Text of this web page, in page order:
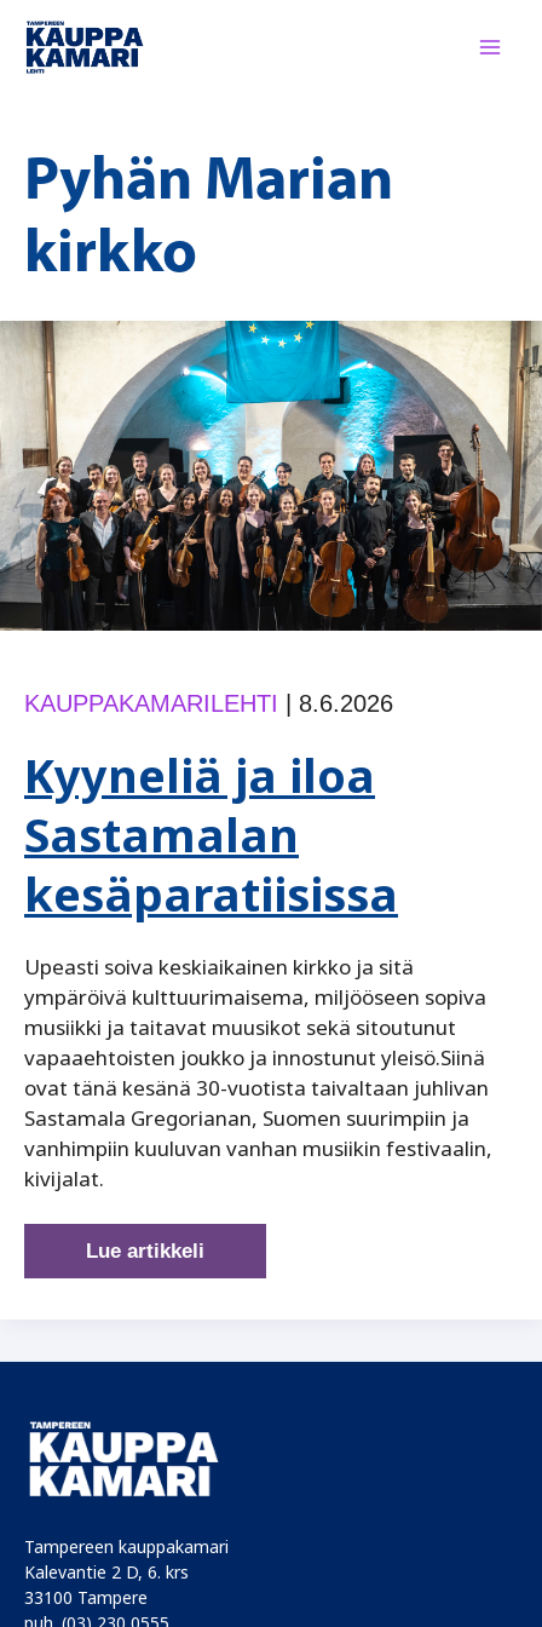
Siirry
sisältöön
Pyhän Marian
kirkko
KAUPPAKAMARILEHTI 8.6.2026
Kyyneliä ja iloa
Sastamalan
kesäparatiisissa
Upeasti soiva keskiaikainen kirkko ja sitä
ympäröivä kulttuurimaisema, miljööseen sopiva
musiikki ja taitavat muusikot sekä sitoutunut
vapaaehtoisten joukko ja innostunut yleisö.Siinä
ovat tänä kesänä 30-vuotista taivaltaan juhlivan
Sastamala Gregorianan, Suomen suurimpiin ja
vanhimpiin kuuluvan vanhan musiikin festivaalin,
kivijalat.
Kyyneliä
ja
Lue artikkeli
Tampereen kauppakamari
Kalevantie 2 D, 6. krs
33100 Tampere